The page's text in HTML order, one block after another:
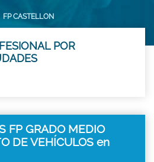
FP CASTELLON
POR
FP GRADO MEDIO
DE VEHÍCULOS en